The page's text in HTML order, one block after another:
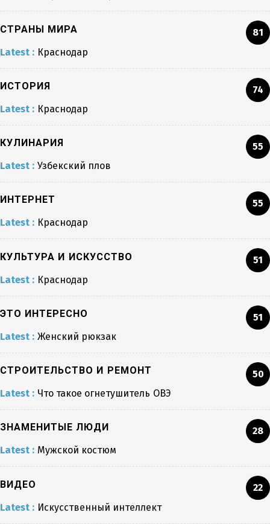
СТРАНЫ МИРА
81
Latest : Краснодар
ИСТОРИЯ
74
Latest : Краснодар
КУЛИНАРИЯ
55
Latest : Узбекский плов
ИНТЕРНЕТ
55
Latest : Краснодар
КУЛЬТУРА И ИСКУССТВО
51
Latest : Краснодар
ЭТО ИНТЕРЕСНО
51
Latest : Женский рюкзак
СТРОИТЕЛЬСТВО И РЕМОНТ
50
Latest : Что такое огнетушитель ОВЭ
ЗНАМЕНИТЫЕ ЛЮДИ
28
Latest : Мужской костюм
ВИДЕО
22
Latest : Искусственный интеллект